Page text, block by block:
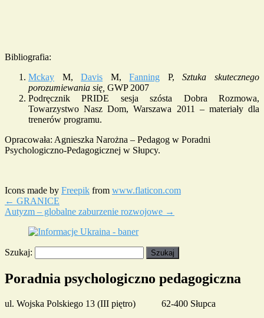
Bibliografia:
Mckay M,Davis M,Fanning P,Sztuka skutecznego
porozumiewania się, GWP 2007
Podręcznik PRIDE sesja szósta Dobra Rozmowa,
Towarzystwo Nasz Dom, Warszawa 2011 – materiały dla
trenerów programu.
Opracowała: Agnieszka Narożna – Pedagog w Poradni
Psychologiczno-Pedagogicznej w Słupcy.
Icons made by Freepik from www.flaticon.com
← GRANICE
Autyzm – globalne zaburzenie rozwojowe →
Szukaj:
Poradnia psychologiczno pedagogiczna
ul. Wojska Polskiego 13 (III piętro) 62-400 Słupca